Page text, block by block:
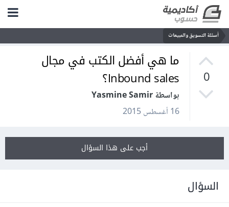
أسئلة التسويق والمبيعات
0
ما هي أفضل الكتب في مجال
Inbound sales؟
بواسطة Yasmine Samir
16 أغسطس 2015
أجب على هذا السؤال
السؤال